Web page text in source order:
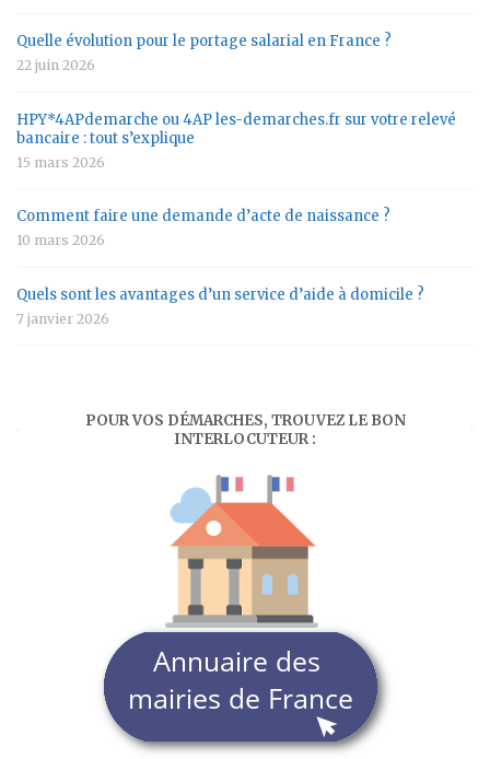
Quelle évolution pour le portage salarial en France ?
22 juin 2026
HPY*4APdemarche ou 4AP les-demarches.fr sur votre relevé
bancaire : tout s’explique
15 mars 2026
Comment faire une demande d’acte de naissance ?
10 mars 2026
Quels sont les avantages d’un service d’aide à domicile ?
7 janvier 2026
POUR VOS DÉMARCHES, TROUVEZ LE BON
INTERLOCUTEUR :